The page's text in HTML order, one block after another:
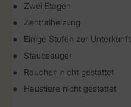
Zwei Etagen
Zentralheizung
Einige Stufen zur Unterkunft
Staubsauger
Rauchen nicht gestattet
Haustiere nicht gestattet